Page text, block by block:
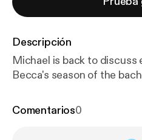
Descripción
Michael is back to discuss
Becca's season of the
Comentarios0